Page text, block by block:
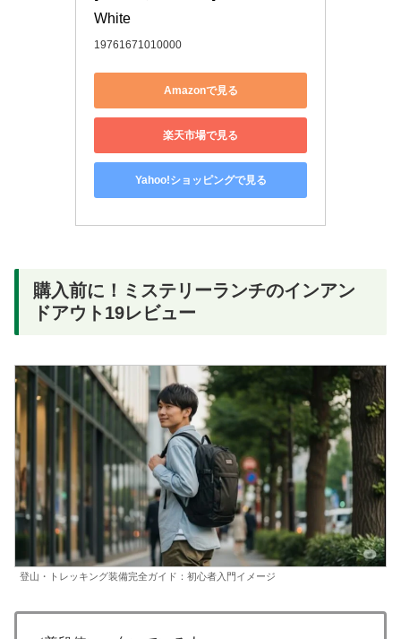
White
19761671010000
Amazonで見る
楽天市場で見る
Yahoo!ショッピングで見る
購入前に！ミステリーランチのインアン
ドアウト19レビュー
登山・トレッキング装備完全ガイド：初心者入門イメージ